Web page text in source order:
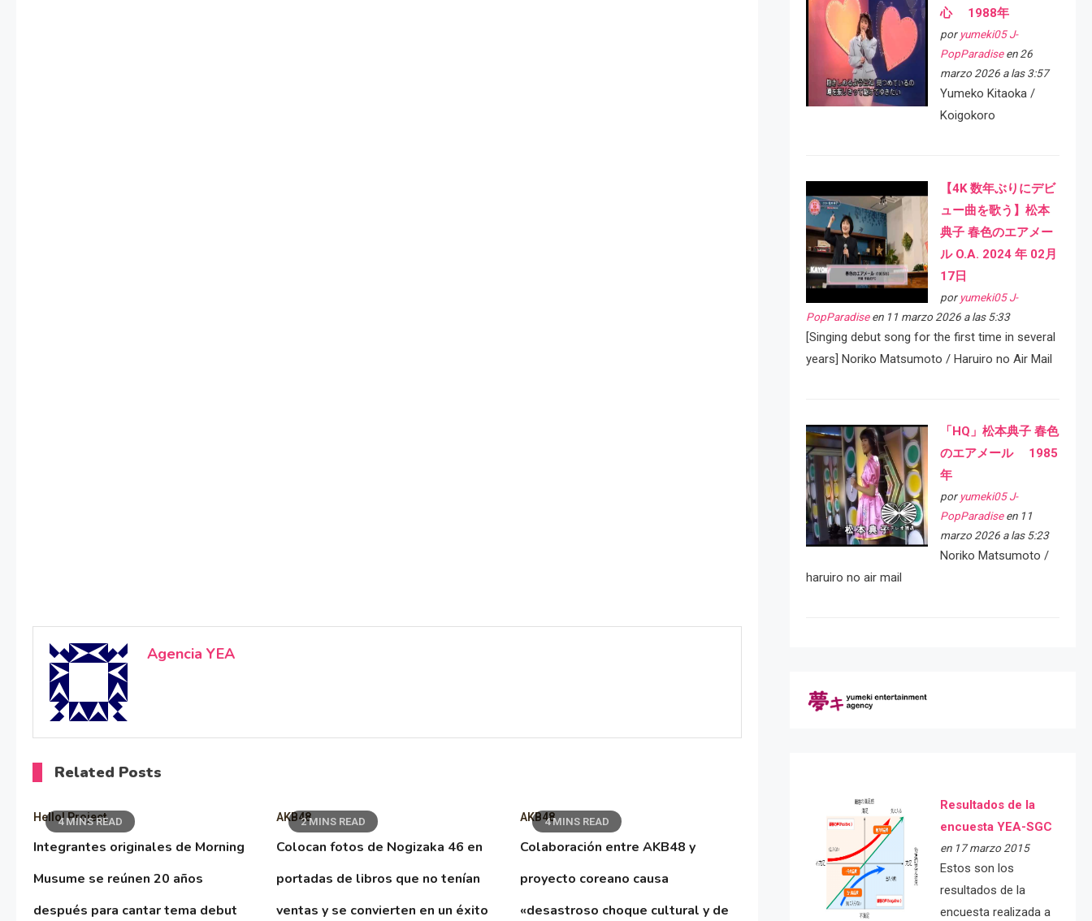
Agencia YEA
Related Posts
4 MINS READ
Hello! Project
Integrantes originales de Morning
Musume se reúnen 20 años
después para cantar tema debut
2 MINS READ
AKB48
Colocan fotos de Nogizaka 46 en
portadas de libros que no tenían
ventas y se convierten en un éxito
4 MINS READ
AKB48
Colaboración entre AKB48 y
proyecto coreano causa
«desastroso choque cultural y de
心 1988年
por yumeki05 J-
PopParadiseen 26
marzo 2026 a las 3:57
Yumeko Kitaoka /
Koigokoro
【4K 数年ぶりにデビ
ュー曲を歌う】松本
典子 春色のエアメー
ル O.A. 2024 年 02月
17日
por yumeki05 J-
PopParadiseen 11 marzo 2026 a las 5:33
[Singing debut song for the first time in several
years] Noriko Matsumoto / Haruiro no Air Mail
「HQ」松本典子 春色
のエアメール 1985
年
por yumeki05 J-
PopParadiseen 11
marzo 2026 a las 5:23
Noriko Matsumoto /
haruiro no air mail
Resultados de la
encuesta YEA-SGC
en 17 marzo 2015
Estos son los
resultados de la
encuesta realizada a